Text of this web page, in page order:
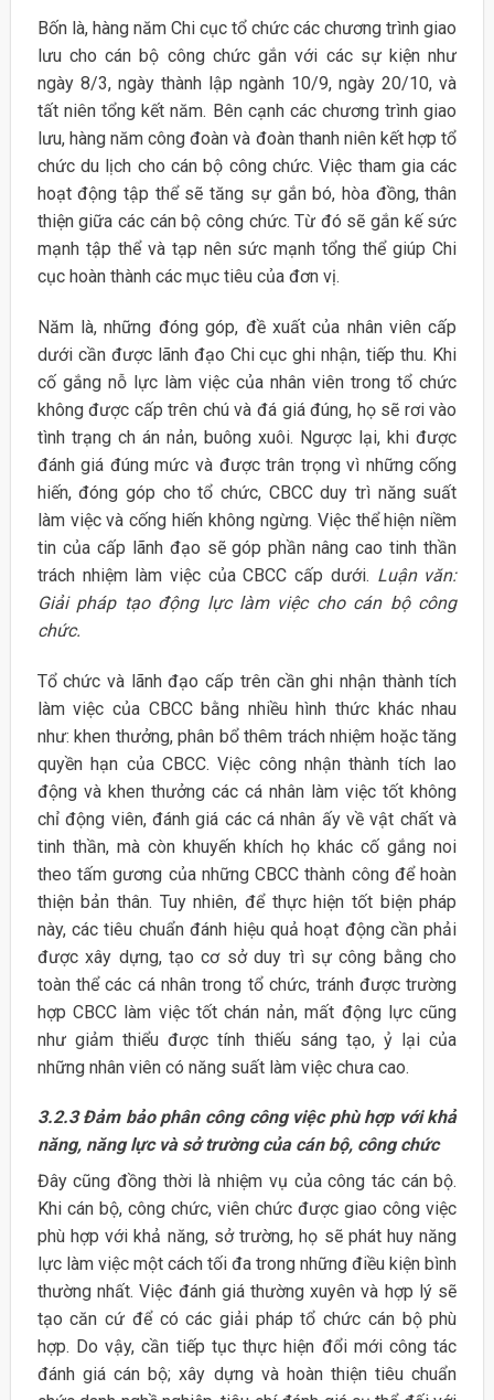
Bốn là, hàng năm Chi cục tổ chức các chương trình giao
lưu cho cán bộ công chức gắn với các sự kiện như
ngày 8/3, ngày thành lập ngành 10/9, ngày 20/10, và
tất niên tổng kết năm. Bên cạnh các chương trình giao
lưu, hàng năm công đoàn và đoàn thanh niên kết hợp tổ
chức du lịch cho cán bộ công chức. Việc tham gia các
hoạt động tập thể sẽ tăng sự gắn bó, hòa đồng, thân
thiện giữa các cán bộ công chức. Từ đó sẽ gắn kế sức
mạnh tập thể và tạp nên sức mạnh tổng thể giúp Chi
cục hoàn thành các mục tiêu của đơn vị.
Năm là, những đóng góp, đề xuất của nhân viên cấp
dưới cần được lãnh đạo Chi cục ghi nhận, tiếp thu. Khi
cố gắng nỗ lực làm việc của nhân viên trong tổ chức
không được cấp trên chú và đá giá đúng, họ sẽ rơi vào
tình trạng ch án nản, buông xuôi. Ngược lại, khi được
đánh giá đúng mức và được trân trọng vì những cống
hiến, đóng góp cho tổ chức, CBCC duy trì năng suất
làm việc và cống hiến không ngừng. Việc thể hiện niềm
tin của cấp lãnh đạo sẽ góp phần nâng cao tinh thần
trách nhiệm làm việc của CBCC cấp dưới. Luận văn:
Giải pháp tạo động lực làm việc cho cán bộ công
chức.
Tổ chức và lãnh đạo cấp trên cần ghi nhận thành tích
làm việc của CBCC bằng nhiều hình thức khác nhau
như: khen thưởng, phân bổ thêm trách nhiệm hoặc tăng
quyền hạn của CBCC. Việc công nhận thành tích lao
động và khen thưởng các cá nhân làm việc tốt không
chỉ động viên, đánh giá các cá nhân ấy về vật chất và
tinh thần, mà còn khuyến khích họ khác cố gắng noi
theo tấm gương của những CBCC thành công để hoàn
thiện bản thân. Tuy nhiên, để thực hiện tốt biện pháp
này, các tiêu chuẩn đánh hiệu quả hoạt động cần phải
được xây dựng, tạo cơ sở duy trì sự công bằng cho
toàn thể các cá nhân trong tổ chức, tránh được trường
hợp CBCC làm việc tốt chán nản, mất động lực cũng
như giảm thiểu được tính thiếu sáng tạo, ỷ lại của
những nhân viên có năng suất làm việc chưa cao.
3.2.3 Đảm bảo phân công công việc phù hợp với khả
năng, năng lực và sở trường của cán bộ, công chức
Đây cũng đồng thời là nhiệm vụ của công tác cán bộ.
Khi cán bộ, công chức, viên chức được giao công việc
phù hợp với khả năng, sở trường, họ sẽ phát huy năng
lực làm việc một cách tối đa trong những điều kiện bình
thường nhất. Việc đánh giá thường xuyên và hợp lý sẽ
tạo căn cứ để có các giải pháp tổ chức cán bộ phù
hợp. Do vậy, cần tiếp tục thực hiện đổi mới công tác
đánh giá cán bộ; xây dựng và hoàn thiện tiêu chuẩn